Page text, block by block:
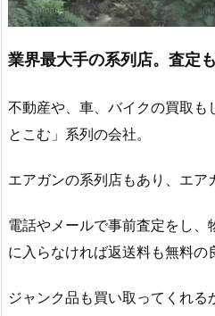
業界最大手の系列店。査定
不動産や、車、バイクの買取も
とこむ」系列の会社。
エアガンの系列店もあり、エア
電話やメールで事前査定をし
に入らなければ返送料も無料の
ジャンク品も買い取ってくれる